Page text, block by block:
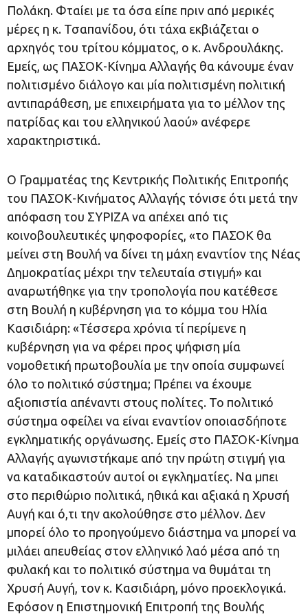
Πολάκη. Φταίει με τα όσα είπε πριν από μερικές
μέρες η κ. Τσαπανίδου, ότι τάχα εκβιάζεται ο
αρχηγός του τρίτου κόμματος, ο κ. Ανδρουλάκης.
Εμείς, ως ΠΑΣΟΚ-Κίνημα Αλλαγής θα κάνουμε έναν
πολιτισμένο διάλογο και μία πολιτισμένη πολιτική
αντιπαράθεση, με επιχειρήματα για το μέλλον της
πατρίδας και του ελληνικού λαού» ανέφερε
χαρακτηριστικά.
Ο Γραμματέας της Κεντρικής Πολιτικής Επιτροπής
του ΠΑΣΟΚ-Κινήματος Αλλαγής τόνισε ότι μετά την
απόφαση του ΣΥΡΙΖΑ να απέχει από τις
κοινοβουλευτικές ψηφοφορίες, «το ΠΑΣΟΚ θα
μείνει στη Βουλή να δίνει τη μάχη εναντίον της Νέας
Δημοκρατίας μέχρι την τελευταία στιγμή» και
αναρωτήθηκε για την τροπολογία που κατέθεσε
στη Βουλή η κυβέρνηση για το κόμμα του Ηλία
Κασιδιάρη: «Τέσσερα χρόνια τί περίμενε η
κυβέρνηση για να φέρει προς ψήφιση μία
νομοθετική πρωτοβουλία με την οποία συμφωνεί
όλο το πολιτικό σύστημα; Πρέπει να έχουμε
αξιοπιστία απέναντι στους πολίτες. Το πολιτικό
σύστημα οφείλει να είναι εναντίον οποιασδήποτε
εγκληματικής οργάνωσης. Εμείς στο ΠΑΣΟΚ-Κίνημα
Αλλαγής αγωνιστήκαμε από την πρώτη στιγμή για
να καταδικαστούν αυτοί οι εγκληματίες. Να μπει
στο περιθώριο πολιτικά, ηθικά και αξιακά η Χρυσή
Αυγή και ό,τι την ακολούθησε στο μέλλον. Δεν
μπορεί όλο το προηγούμενο διάστημα να μπορεί να
μιλάει απευθείας στον ελληνικό λαό μέσα από τη
φυλακή και το πολιτικό σύστημα να θυμάται τη
Χρυσή Αυγή, τον κ. Κασιδιάρη, μόνο προεκλογικά.
Εφόσον η Επιστημονική Επιτροπή της Βουλής